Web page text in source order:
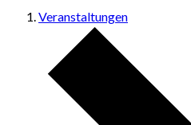
Veranstaltungen